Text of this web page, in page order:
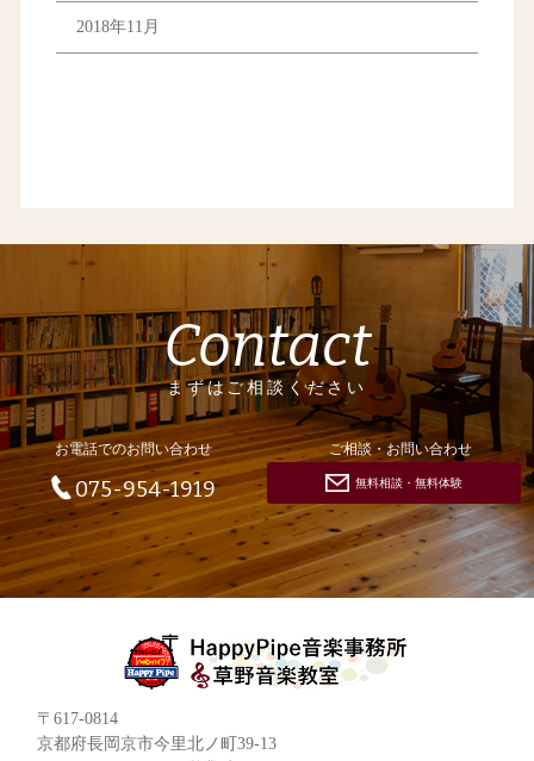
2018年11月
Contact
まずはご相談ください
お電話でのお問い合わせ
075-954-1919
ご相談・お問い合わせ
無料相談・無料体験
〒617-0814
京都府長岡京市今里北ノ町39-13